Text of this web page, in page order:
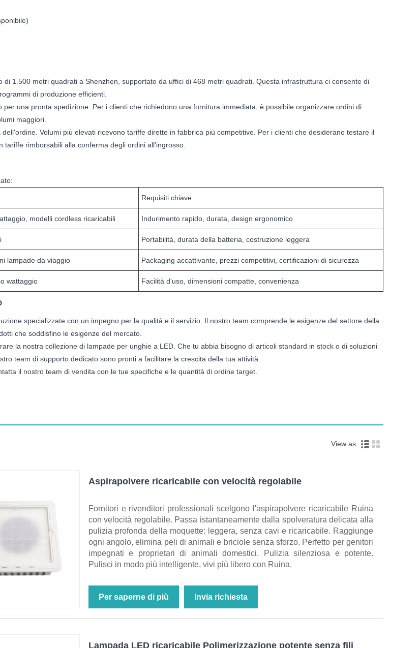
1.500 metri quadrati a Shenzhen, supportato da uffici di 468 metri quadrati. Questa infrastruttura ci consente di
di produzione efficienti.
una pronta spedizione. Per i clienti che richiedono una fornitura immediata, è possibile organizzare ordini di
maggiori.
Volumi più elevati ricevono tariffe dirette in fabbrica più competitive. Per i clienti che desiderano testare il
rimborsabili alla conferma degli ordini all'ingrosso.
Requisiti chiave
modelli cordless ricaricabili Indurimento rapido, durata, design ergonomico
Portabilità, durata della batteria, costruzione leggera
lampade da viaggio Packaging accattivante, prezzi competitivi, certificazioni di sicurezza
wattaggio Facilità d'uso, dimensioni compatte, convenienza
specializzate con un impegno per la qualità e il servizio. Il nostro team comprende le esigenze del settore della
che soddisfino le esigenze del mercato.
la nostra collezione di lampade per unghie a LED. Che tu abbia bisogno di articoli standard in stock o di soluzioni
team di supporto dedicato sono pronti a facilitare la crescita della tua attività.
il nostro team di vendita con le tue specifiche e le quantità di ordine target.
View as
Aspirapolvere ricaricabile con velocità regolabile
Fornitori e rivenditori professionali scelgono l'aspirapolvere ricaricabile Ruina
con velocità regolabile. Passa istantaneamente dalla spolveratura delicata alla
pulizia profonda della moquette: leggera, senza cavi e ricaricabile. Raggiunge
ogni angolo, elimina peli di animali e briciole senza sforzo. Perfetto per genitori
impegnati e proprietari di animali domestici. Pulizia silenziosa e potente.
Pulisci in modo più intelligente, vivi più libero con Ruina.
Per saperne di più Invia richiesta
Lampada LED ricaricabile Polimerizzazione potente senza fili